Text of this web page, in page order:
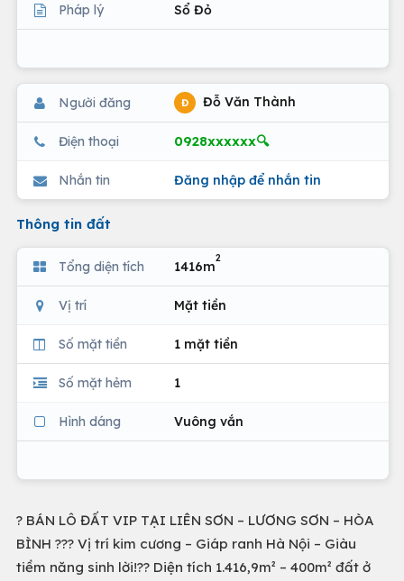
Pháp lý Sổ Đỏ
Người đăng Đ Đỗ Văn Thành
Điện thoại 0928xxxxxx🔍
Nhắn tin Đăng nhập để nhắn tin
Thông tin đất
Tổng diện tích 1416m
2
Vị trí Mặt tiền
Số mặt tiền 1 mặt tiền
Số mặt hẻm 1
Hình dáng Vuông vắn
? BÁN LÔ ĐẤT VIP TẠI LIÊN SƠN – LƯƠNG SƠN – HÒA
BÌNH ??? Vị trí kim cương – Giáp ranh Hà Nội – Giàu
tiềm năng sinh lời!?? Diện tích 1.416,9m² – 400m² đất ở